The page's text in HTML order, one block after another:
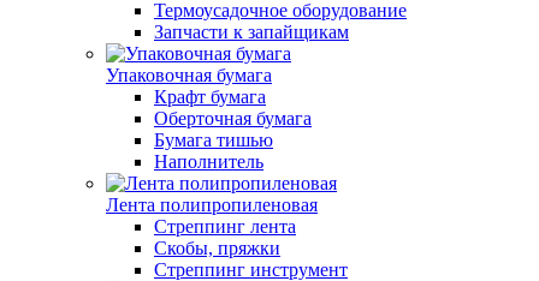
Термоусадочное оборудование
Запчасти к запайщикам
Упаковочная бумага
Крафт бумага
Оберточная бумага
Бумага тишью
Наполнитель
Лента полипропиленовая
Стреппинг лента
Скобы, пряжки
Стреппинг инструмент